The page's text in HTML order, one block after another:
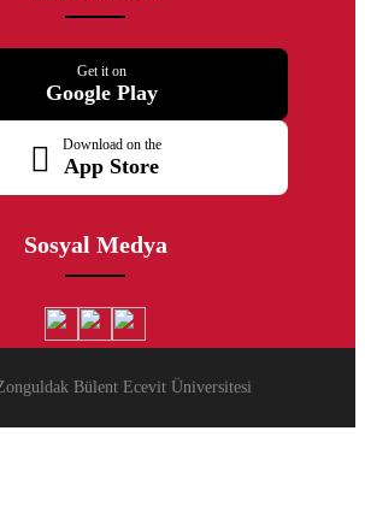
Get it on
Google Play
Download on the
App Store
Sosyal Medya
Bülent Ecevit Üniversitesi